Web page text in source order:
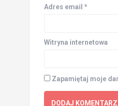
Adres email *
Witryna internetowa
Zapamiętaj moje